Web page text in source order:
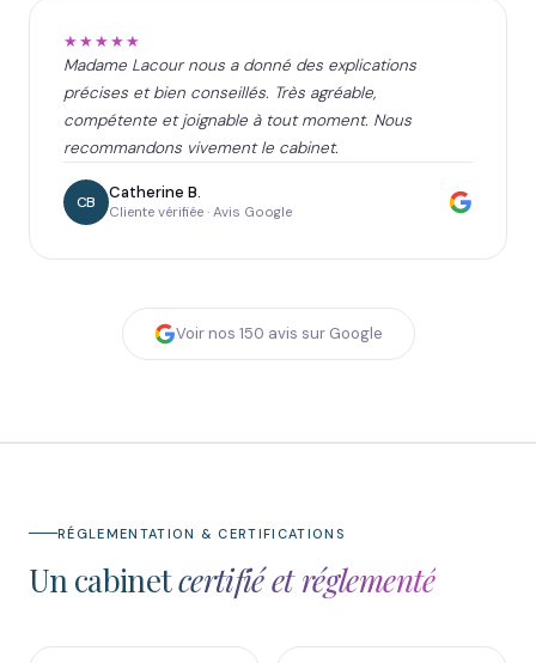
★★★★★
Madame Lacour nous a donné des explications
précises et bien conseillés. Très agréable,
compétente et joignable à tout moment. Nous
recommandons vivement le cabinet.
CB Catherine B.
Cliente vérifiée · Avis Google
Voir nos 150 avis sur Google
RÉGLEMENTATION & CERTIFICATIONS
Un cabinetcertifié et réglementé